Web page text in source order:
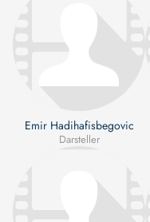
Emir Hadihafisbegovic
Darsteller